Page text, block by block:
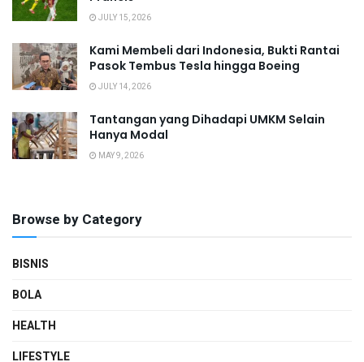
JULY 15, 2026
Kami Membeli dari Indonesia, Bukti Rantai
Pasok Tembus Tesla hingga Boeing
JULY 14, 2026
Tantangan yang Dihadapi UMKM Selain
Hanya Modal
MAY 9, 2026
Browse by Category
BISNIS
BOLA
HEALTH
LIFESTYLE